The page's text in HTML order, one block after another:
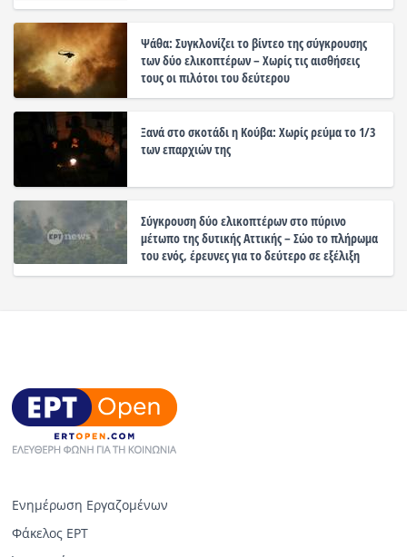
Ψάθα: Συγκλονίζει το βίντεο της σύγκρουσης
των δύο ελικοπτέρων – Χωρίς τις αισθήσεις
τους οι πιλότοι του δεύτερου
Ξανά στο σκοτάδι η Κούβα: Χωρίς ρεύμα το 1/3
των επαρχιών της
Σύγκρουση δύο ελικοπτέρων στο πύρινο
μέτωπο της δυτικής Αττικής – Σώο το πλήρωμα
του ενός, έρευνες για το δεύτερο σε εξέλιξη
Ενημέρωση Εργαζομένων
Φάκελος ΕΡΤ